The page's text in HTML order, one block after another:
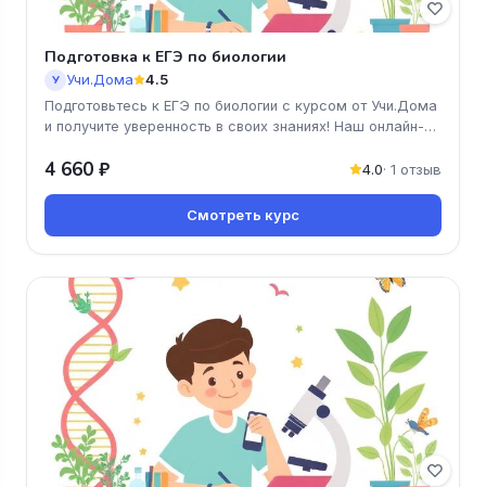
Подготовка к ЕГЭ по биологии
У Учи.Дома 4.5
Подготовьтесь к ЕГЭ по биологии с курсом от Учи.Дома
и получите уверенность в своих знаниях! Наш онлайн-
4 660 ₽ 4.0· 1 отзыв
Смотреть курс